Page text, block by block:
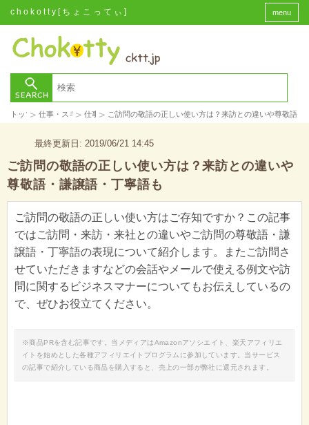
chokotty[ちょこってぃ] menu
トップ> 仕事・スキル
> 仕事> ご訪問の敬語の正しい使い方は？来訪との違いや尊敬語・
最終更新日: 2019/06/21 14:45
ご訪問の敬語の正しい使い方は？来訪との違いや
尊敬語・謙譲語・丁寧語も
ご訪問の敬語の正しい使い方はご存知ですか？この記事
ではご訪問・来訪・来社との違いやご訪問の尊敬語・謙
譲語・丁寧語の表現について紹介します。またご訪問さ
せていただきますなどの会話やメールで使える例文や訪
問に関するビジネスマナーについてもお伝えしているの
で、ぜひお役立てください。
※商品PRを含む記事です。当メディアはAmazonアソシエイト、楽天アフィリエ
イトを始めとした各種アフィリエイトプログラムに参加しています。当サービス
の記事で紹介している商品を購入すると、売上の一部が弊社に還元されます。